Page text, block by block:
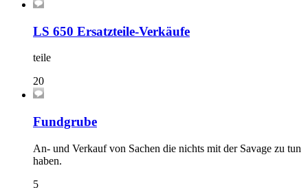
LS 650 Ersatzteile-Verkäufe
teile
20
Fundgrube
An- und Verkauf von Sachen die nichts mit der Savage zu tun
haben.
5